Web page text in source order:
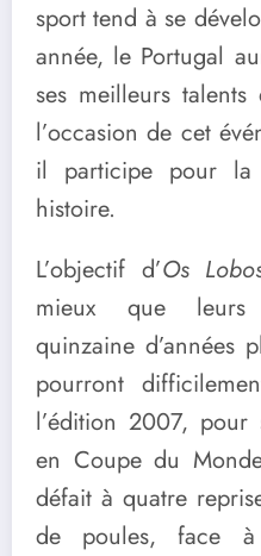
sport tend à se
année, le Portugal
ses meilleurs
l’occasion de cet
il participe pour la
histoire.
L’objectif d’Os
mieux que leurs
quinzaine d’années
pourront
l’édition 2007, pour
en Coupe du
défait à quatre
de poules, face à